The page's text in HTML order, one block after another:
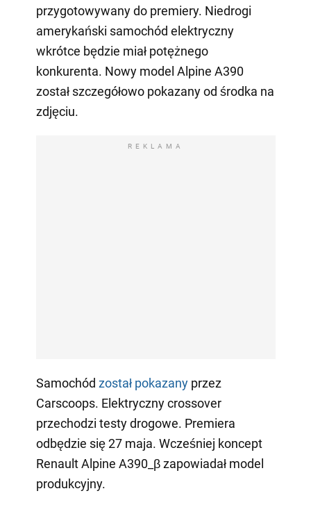
przygotowywany do premiery. Niedrogi
amerykański samochód elektryczny
wkrótce będzie miał potężnego
konkurenta. Nowy model Alpine A390
został szczegółowo pokazany od środka na
zdjęciu.
REKLAMA
Samochód został pokazanyprzez
Carscoops. Elektryczny crossover
przechodzi testy drogowe. Premiera
odbędzie się 27 maja. Wcześniej koncept
Renault Alpine A390_β zapowiadał model
produkcyjny.